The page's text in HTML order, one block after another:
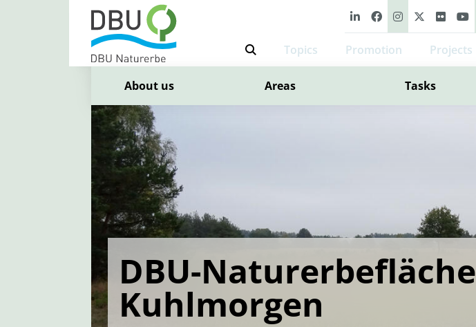
Topics Promotion Projects
About us Areas Tasks
DBU-Naturerbefläche
Kuhlmorgen